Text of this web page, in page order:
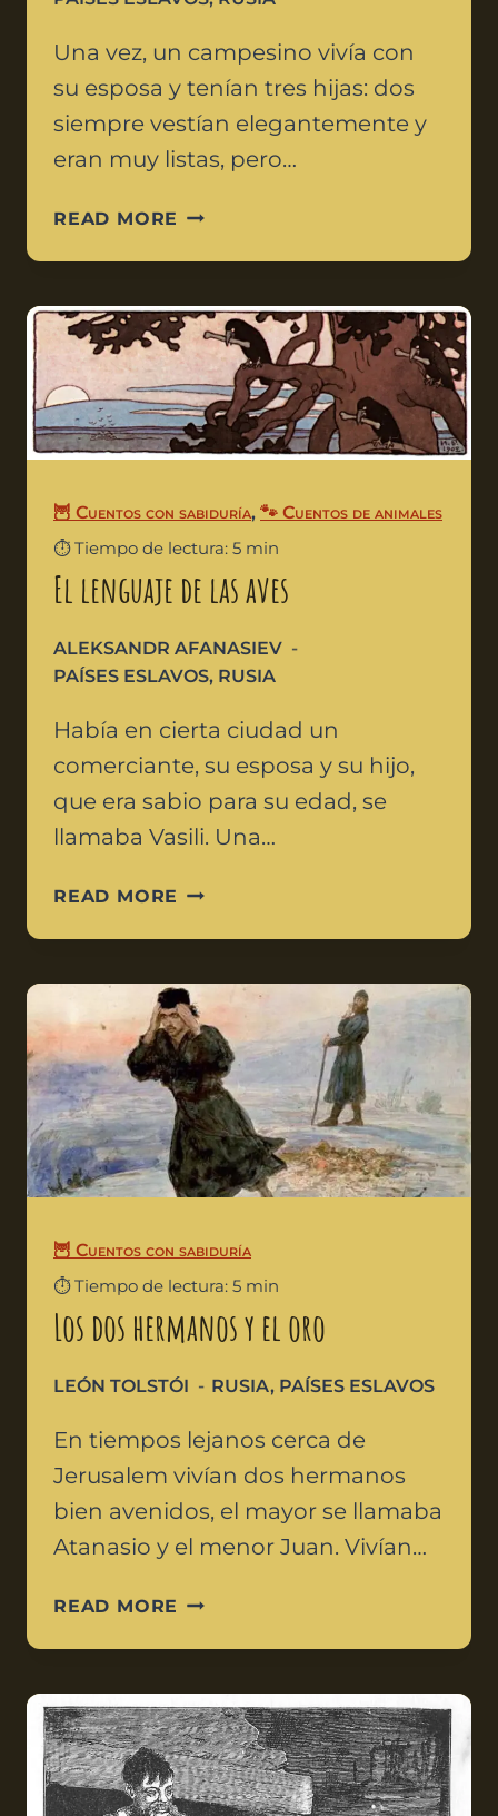
Una vez, un campesino vivía con
su esposa y tenían tres hijas: dos
siempre vestían elegantemente y
eran muy listas, pero…
READ MORE
🦉 Cuentos con sabiduría, 🐾 Cuentos de animales
⏱️ Tiempo de lectura: 5 min
El lenguaje de las aves
ALEKSANDR AFANASIEV
PAÍSES ESLAVOS, RUSIA
Había en cierta ciudad un
comerciante, su esposa y su hijo,
que era sabio para su edad, se
llamaba Vasili. Una…
READ MORE
🦉 Cuentos con sabiduría
⏱️ Tiempo de lectura: 5 min
Los dos hermanos y el oro
LEÓN TOLSTÓI RUSIA, PAÍSES ESLAVOS
En tiempos lejanos cerca de
Jerusalem vivían dos hermanos
bien avenidos, el mayor se llamaba
Atanasio y el menor Juan. Vivían…
READ MORE